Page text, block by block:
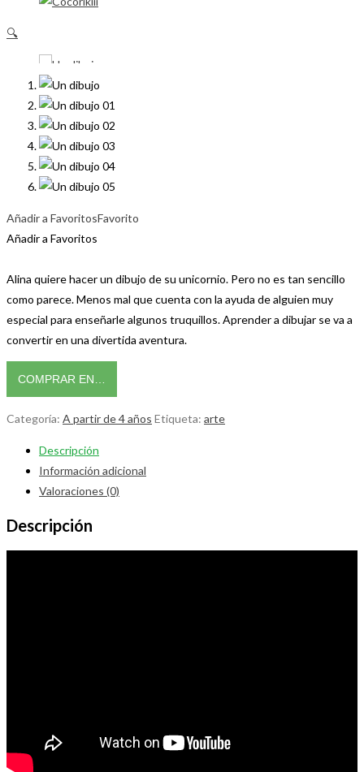
🔍
Añadir a FavoritosFavorito
Añadir a Favoritos
Alina quiere hacer un dibujo de su unicornio. Pero no es tan sencillo
como parece. Menos mal que cuenta con la ayuda de alguien muy
especial para enseñarle algunos truquillos. Aprender a dibujar se va a
convertir en una divertida aventura.
COMPRAR EN…
Categoría: A partir de 4 años Etiqueta: arte
Descripción
Información adicional
Valoraciones (0)
Descripción